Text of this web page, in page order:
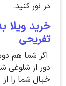
در نور کنید.
خرید
تفریحی
اگر شما هم
دور از شلوغی
خیال شما را